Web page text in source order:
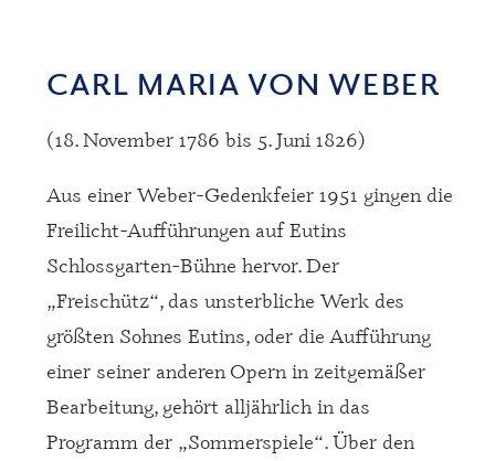
CARL MARIA VON WEBER
(18. November 1786 bis 5. Juni 1826)
Aus einer Weber-Gedenkfeier 1951 gingen die
Freilicht-Aufführungen auf Eutins
Schlossgarten-Bühne hervor. Der
„Freischütz“, das unsterbliche Werk des
größten Sohnes Eutins, oder die Aufführung
einer seiner anderen Opern in zeitgemäßer
Bearbeitung, gehört alljährlich in das
Programm der „Sommerspiele“.Über den